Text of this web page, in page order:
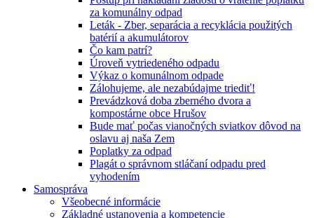
za komunálny odpad
Leták - Zber, separácia a recyklácia použitých
batérií a akumulátorov
Čo kam patrí?
Úroveň vytriedeného odpadu
Výkaz o komunálnom odpade
Zálohujeme, ale nezabúdajme triediť!
Prevádzková doba zberného dvora a
kompostárne obce Hrušov
Bude mať počas vianočných sviatkov dôvod na
oslavu aj naša Zem
Poplatky za odpad
Plagát o správnom stláčaní odpadu pred
vyhodením
Samospráva
Všeobecné informácie
Základné ustanovenia a kompetencie